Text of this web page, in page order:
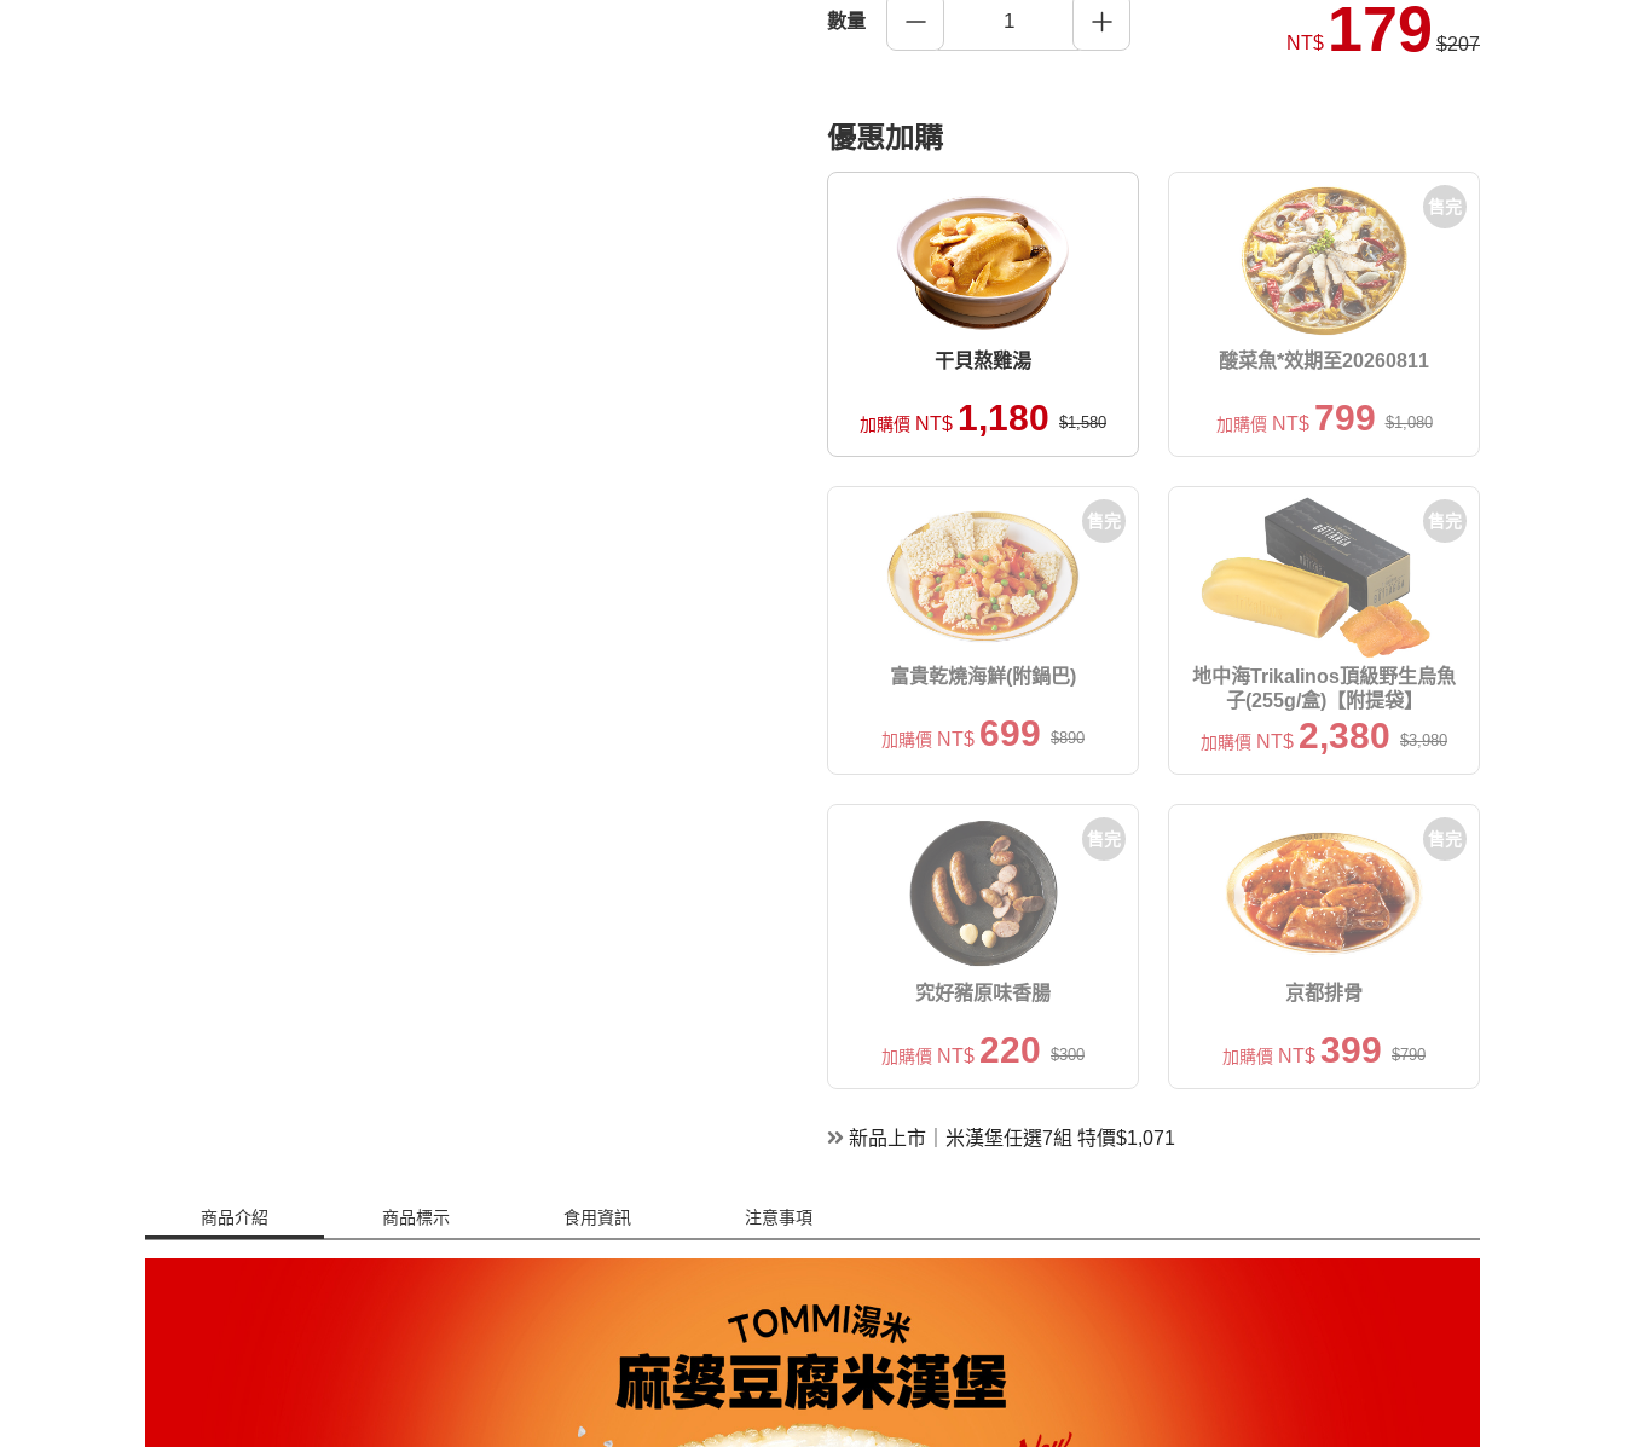
數量
NT$ 179 $207
優惠加購
干貝熬雞湯
加購價 NT$ 1,180 $1,580
售完
酸菜魚*效期至20260811
加購價NT$ 799$1,080
售完
富貴乾燒海鮮(附鍋巴)
加購價 NT$ 699 $890
售完
地中海Trikalinos頂級野生烏魚
子(255g/盒)【附提袋】
加購價 NT$ 2,380 $3,980
售完
究好豬原味香腸
加購價 NT$ 220 $300
售完
京都排骨
加購價 NT$ 399 $790
新品上市｜米漢堡任選7組 特價$1,071
商品介紹 商品標示 食用資訊 注意事項